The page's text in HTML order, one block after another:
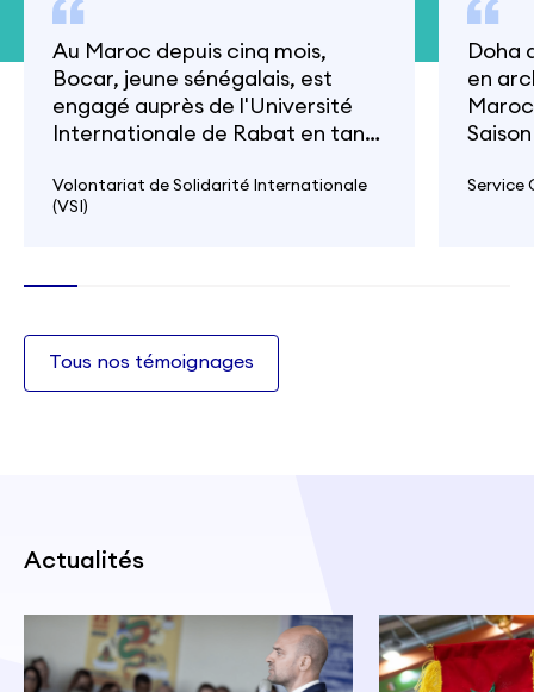
Au Maroc depuis cinq mois,
Bocar, jeune sénégalais, est
engagé auprès de l'Université
Internationale de Rabat en tant
la revue Afrique(s) en
Mouvement. Lié à une action
Volontariat de Solidarité Internationale
(VSI)
Doha
en
sein
Service
Tous nos témoignages
Actualités